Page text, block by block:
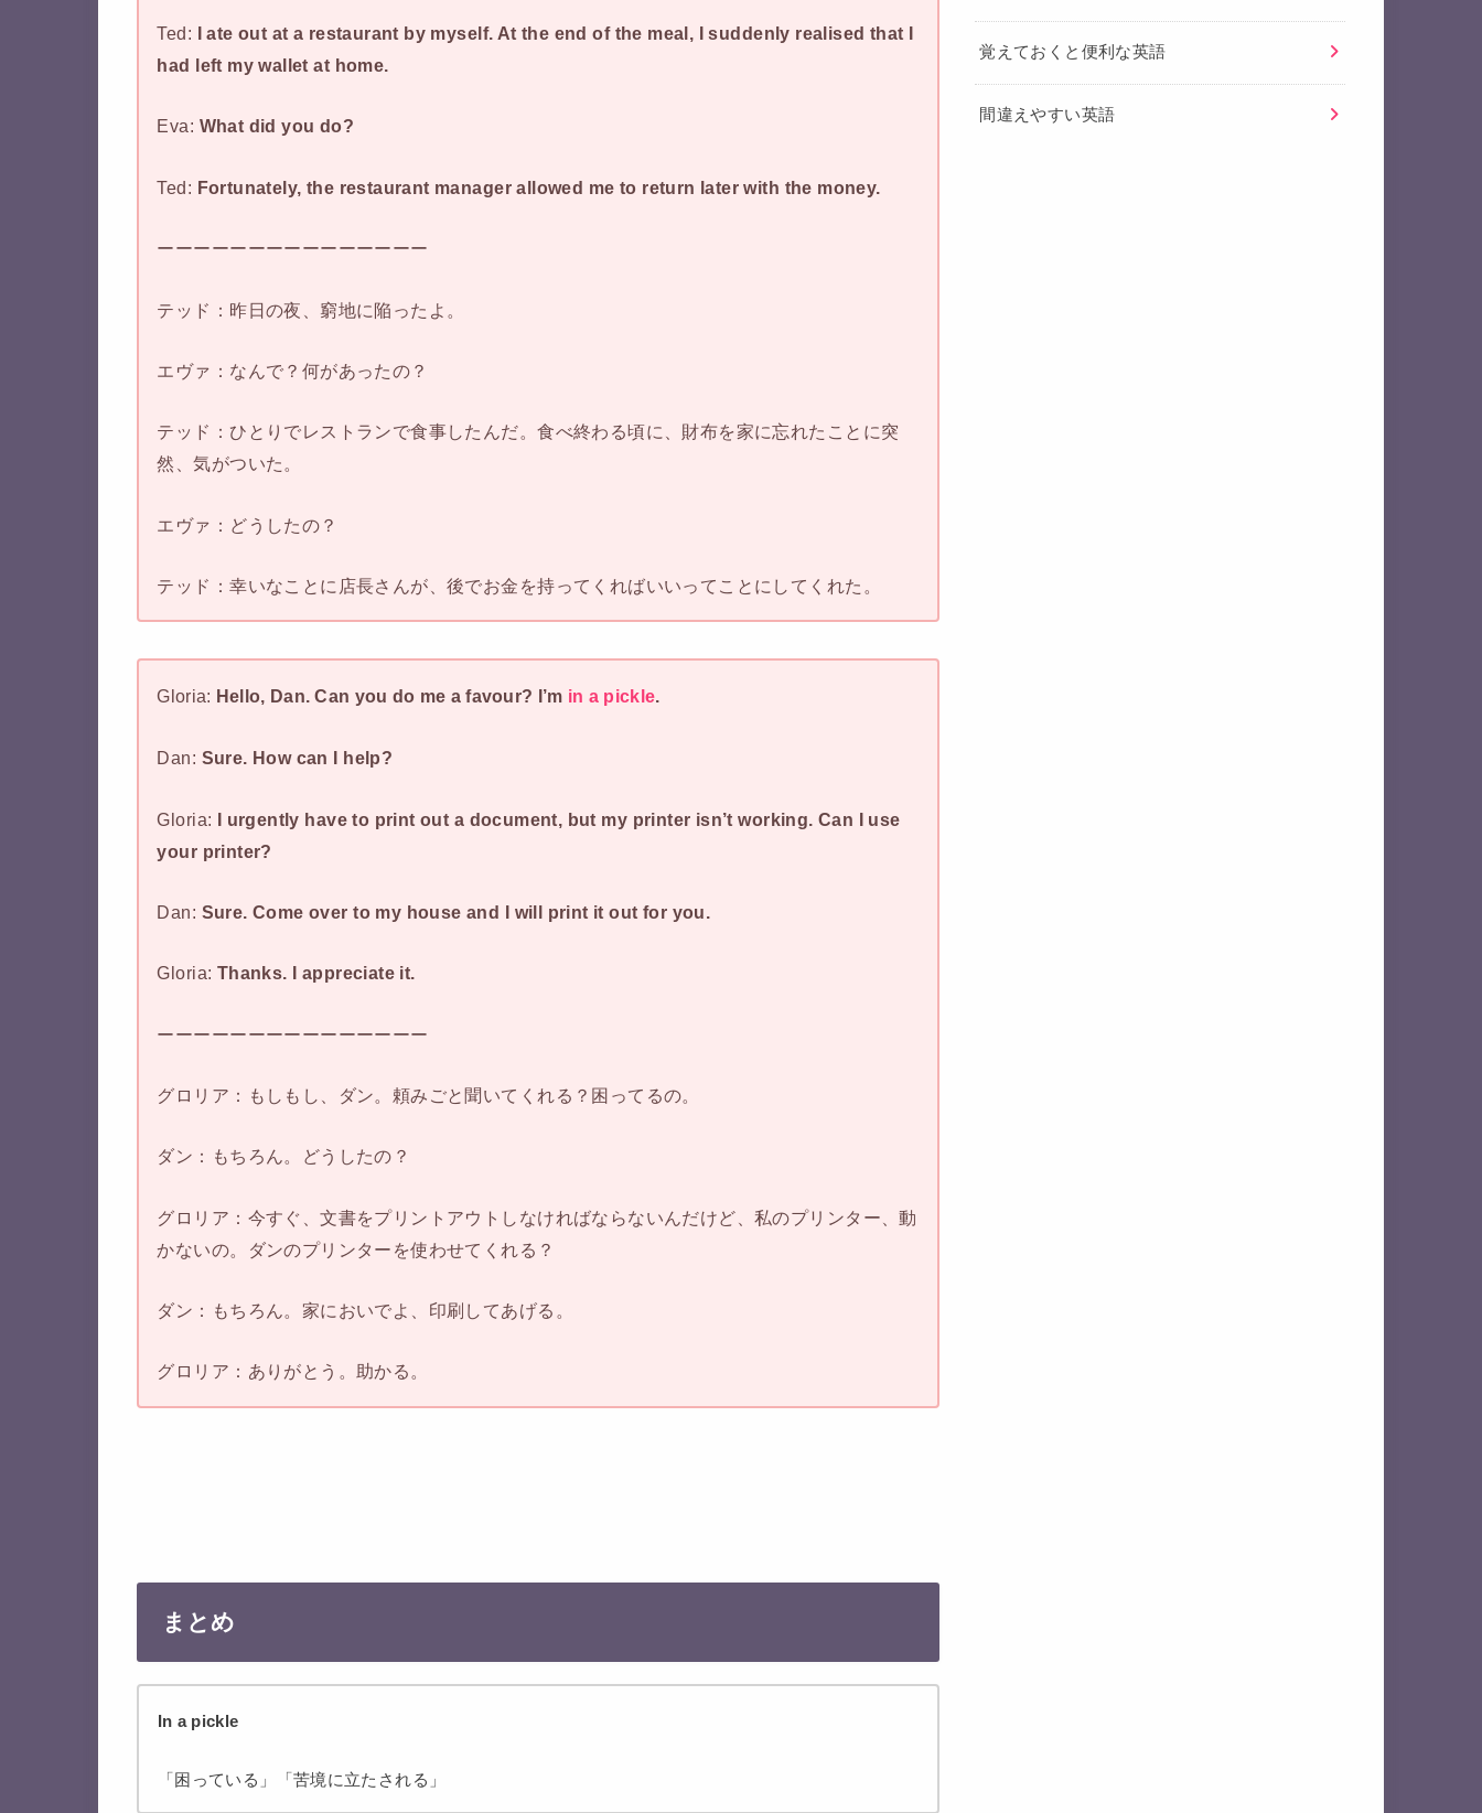
Ted: I ate out at a restaurant by myself. At the end of the meal, I suddenly realised that I
had left my wallet at home.
Eva: What did you do?
Ted: Fortunately, the restaurant manager allowed me to return later with the money.
ーーーーーーーーーーーーーーー
テッド：昨日の夜、窮地に陥ったよ。
エヴァ：なんで？何があったの？
テッド：ひとりでレストランで食事したんだ。食べ終わる頃に、財布を家に忘れたことに突
然、気がついた。
エヴァ：どうしたの？
テッド：幸いなことに店長さんが、後でお金を持ってくればいいってことにしてくれた。
Gloria: Hello, Dan. Can you do me a favour? I’m in a pickle.
Dan: Sure. How can I help?
Gloria: I urgently have to print out a document, but my printer isn’t working. Can I use
your printer?
Dan: Sure. Come over to my house and I will print it out for you.
Gloria: Thanks. I appreciate it.
ーーーーーーーーーーーーーーー
グロリア：もしもし、ダン。頼みごと聞いてくれる？困ってるの。
ダン：もちろん。どうしたの？
グロリア：今すぐ、文書をプリントアウトしなければならないんだけど、私のプリンター、動
かないの。ダンのプリンターを使わせてくれる？
ダン：もちろん。家においでよ、印刷してあげる。
グロリア：ありがとう。助かる。
まとめ
In a pickle
「困っている」「苦境に立たされる」
覚えておくと便利な英語
間違えやすい英語